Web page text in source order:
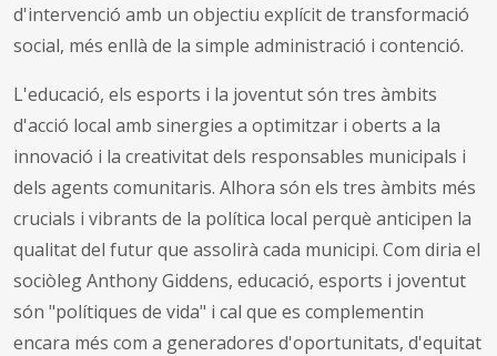
d'intervenció amb un objectiu explícit de transformació
social, més enllà de la simple administració i contenció.
L'educació, els esports i la joventut són tres àmbits
d'acció local amb sinergies a optimitzar i oberts a la
innovació i la creativitat dels responsables municipals i
dels agents comunitaris. Alhora són els tres àmbits més
crucials i vibrants de la política local perquè anticipen la
qualitat del futur que assolirà cada municipi. Com diria el
sociòleg Anthony Giddens, educació, esports i joventut
són "polítiques de vida" i cal que es complementin
encara més com a generadores d'oportunitats, d'equitat